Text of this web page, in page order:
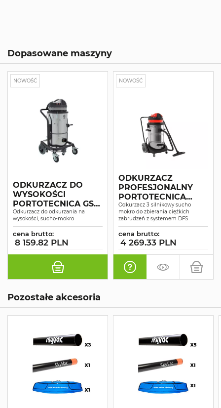
Dopasowane maszyny
NOWOŚĆ
ODKURZACZ DO
WYSOKOŚCI
PORTOTECNICA GS
3/50 OPT W&D MFS
Odkurzacz do odkurzania na
wysokości, sucho-mokro
cena brutto:
8 159.82 PLN
NOWOŚĆ
ODKURZACZ
PROFESJONALNY
PORTOTECNICA
TOPPER 3/78 W&D
SUCHO-MOKRO
Odkurzacz 3 silnikowy sucho
mokro do zbierania ciężkich
zabrudzeń z systemem DFS
cena brutto:
4 269.33 PLN
Pozostałe akcesoria